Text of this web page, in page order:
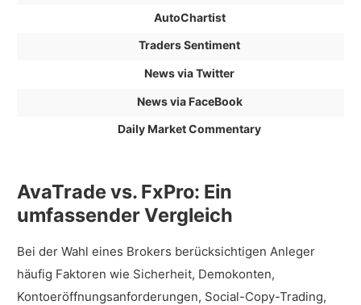
AutoChartist
Traders Sentiment
News via Twitter
News via FaceBook
Daily Market Commentary
AvaTrade vs. FxPro: Ein
umfassender Vergleich
Bei der Wahl eines Brokers berücksichtigen Anleger
häufig Faktoren wie Sicherheit, Demokonten,
Kontoeröffnungsanforderungen, Social-Copy-Trading,